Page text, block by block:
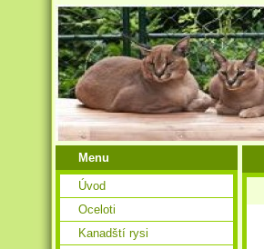
Menu
Úvod
Oceloti
Kanadští rysi